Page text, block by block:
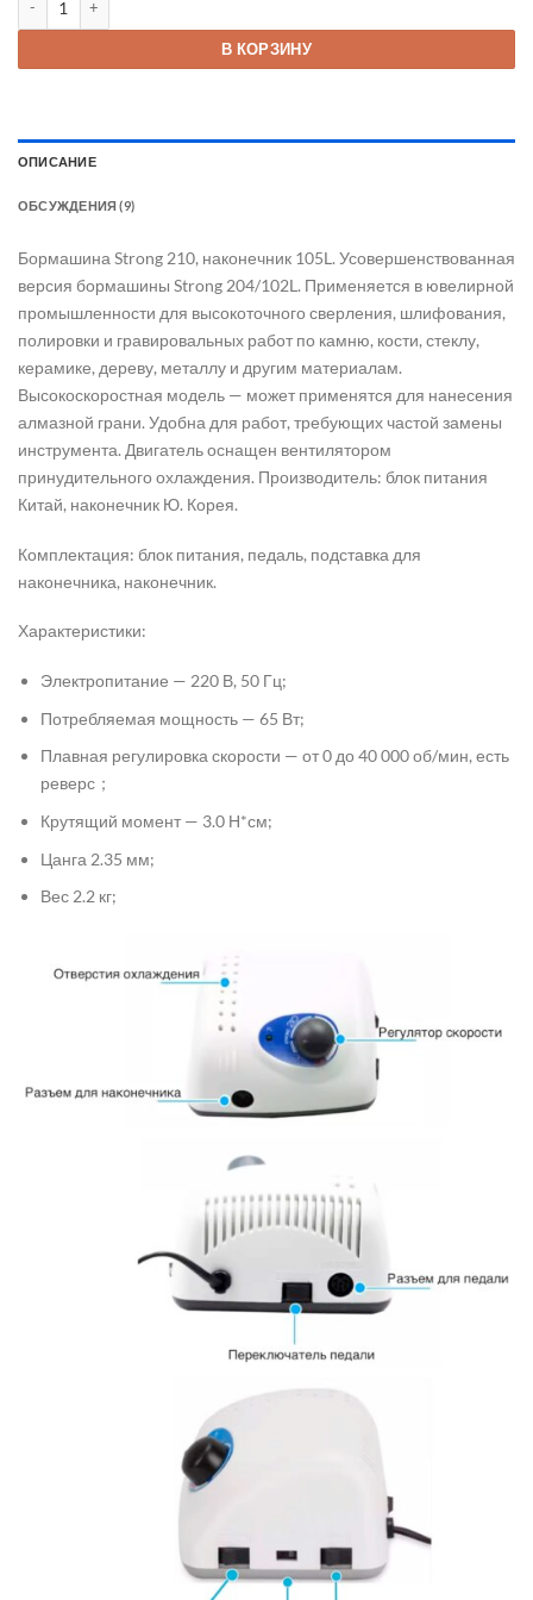
В КОРЗИНУ
ОПИСАНИЕ
ОБСУЖДЕНИЯ (9)
Бормашина Strong 210, наконечник 105L. Усовершенствованная
версия бормашины Strong 204/102L. Применяется в ювелирной
промышленности для высокоточного сверления, шлифования,
полировки и гравировальных работ по камню, кости, стеклу,
керамике, дереву, металлу и другим материалам.
Высокоскоростная модель — может применятся для нанесения
алмазной грани. Удобна для работ, требующих частой замены
инструмента. Двигатель оснащен вентилятором
принудительного охлаждения. Производитель: блок питания
Китай, наконечник Ю. Корея.
Комплектация: блок питания, педаль, подставка для
наконечника, наконечник.
Характеристики:
Электропитание — 220 В, 50 Гц;
Потребляемая мощность — 65 Вт;
Плавная регулировка скорости — от 0 до 40 000 об/мин, есть
реверс；
Крутящий момент — 3.0 Н*см;
Цанга 2.35 мм;
Вес 2.2 кг;